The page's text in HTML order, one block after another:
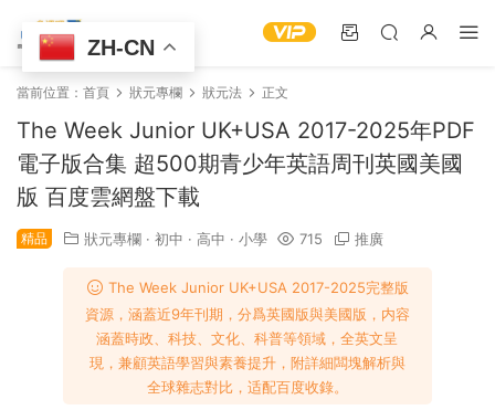
當前位置： 首頁 狀元專欄 狀元法 正文
The Week Junior UK+USA 2017-2025年PDF
電子版合集 超500期青少年英語周刊英國美國
版 百度雲網盤下載
精品 狀元專欄 · 初中 · 高中 · 小學 715 推廣
The Week Junior UK+USA 2017-2025完整版
資源，涵蓋近9年刊期，分爲英國版與美國版，内容
涵蓋時政、科技、文化、科普等領域，全英文呈
現，兼顧英語學習與素養提升，附詳細闆塊解析與
全球雜志對比，适配百度收錄。
ZH-CN